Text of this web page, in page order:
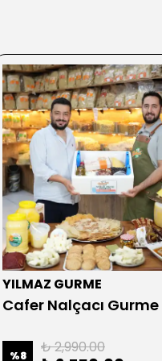
YILMAZ GURME
Cafer Nalçacı
%8 ₺ 2,990.00